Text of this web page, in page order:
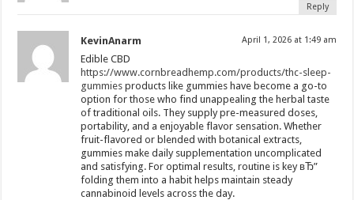
Reply
KevinAnarm April 1, 2026 at 1:49 am
Edible CBD
https://www.cornbreadhemp.com/products/thc-sleep-
gummies products like gummies have become a go-to
option for those who find unappealing the herbal taste
of traditional oils. They supply pre-measured doses,
portability, and a enjoyable flavor sensation. Whether
fruit-flavored or blended with botanical extracts,
gummies make daily supplementation uncomplicated
and satisfying. For optimal results, routine is key вЂ”
folding them into a habit helps maintain steady
cannabinoid levels across the day.